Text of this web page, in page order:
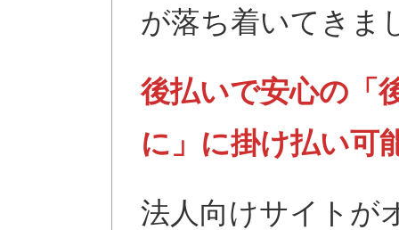
が落ち着いてきま
後払いで安心の「
に」に掛け払い可
法人向けサイトが